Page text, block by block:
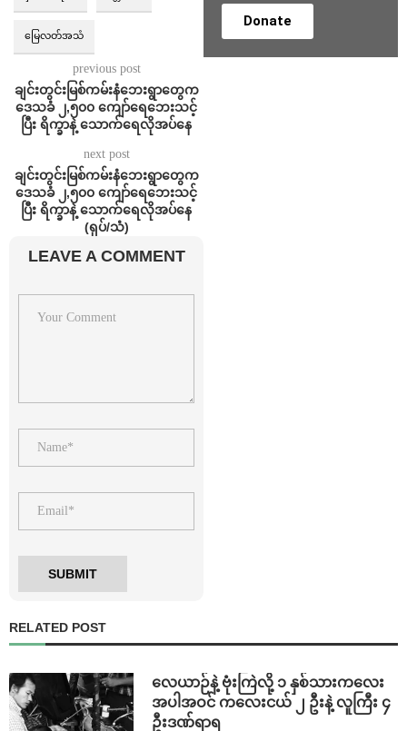
မြေလတ်အသံ
previous post
ချင်းတွင်းမြစ်ကမ်းနံဘေးရွာတွေက
ဒေသခံ ၂,၅၀၀ ကျော်ရေဘေးသင့်
ပြီး ရိက္ခာနဲ့ သောက်ရေလိုအပ်နေ
next post
ချင်းတွင်းမြစ်ကမ်းနံဘေးရွာတွေက
ဒေသခံ ၂,၅၀၀ ကျော်ရေဘေးသင့်
ပြီး ရိက္ခာနဲ့ သောက်ရေလိုအပ်နေ
(ရုပ်/သံ)
LEAVE A COMMENT
Donate
RELATED POST
⁨လေယာဉ်နဲ့ ဗုံးကြဲလို့ ၁ နှစ်သားကလေး
အပါအဝင် ကလေးငယ် ၂ ဦးနဲ့ လူကြီး ၄
ဦးဒဏ်ရာရ